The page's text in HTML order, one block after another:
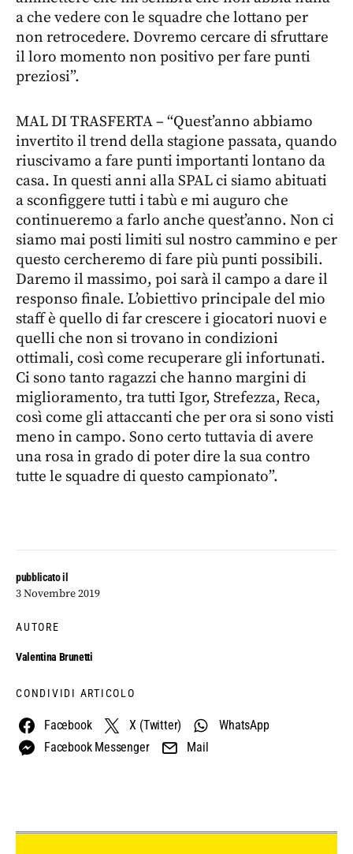
pubblicato il
3 Novembre 2019
AUTORE
Valentina Brunetti
CONDIVIDI ARTICOLO
Facebook X (Twitter)
WhatsApp
Facebook Messenger
Mail
a che vedere con le squadre che lottano per
non retrocedere. Dovremo cercare di sfruttare
il loro momento non positivo per fare punti
preziosi”.
MAL DI TRASFERTA – “Quest’anno abbiamo
invertito il trend della stagione passata, quando
riuscivamo a fare punti importanti lontano da
casa. In questi anni alla SPAL ci siamo abituati
a sconfiggere tutti i tabù e mi auguro che
continueremo a farlo anche quest’anno. Non ci
siamo mai posti limiti sul nostro cammino e per
questo cercheremo di fare più punti possibili.
Daremo il massimo, poi sarà il campo a dare il
responso finale. L’obiettivo principale del mio
staff è quello di far crescere i giocatori nuovi e
quelli che non si trovano in condizioni
ottimali, così come recuperare gli infortunati.
Ci sono tanto ragazzi che hanno margini di
miglioramento, tra tutti Igor, Strefezza, Reca,
così come gli attaccanti che per ora si sono visti
meno in campo. Sono certo tuttavia di avere
una rosa in grado di poter dire la sua contro
tutte le squadre di questo campionato”.